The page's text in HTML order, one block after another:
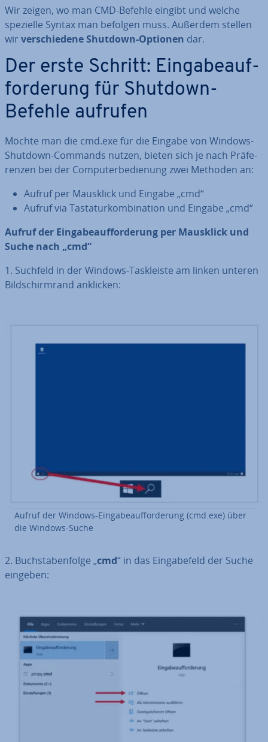
Wir zeigen, wo man CMD-Befehle eingibt und welche
spezielle Syntax man befolgen muss. Außerdem stellen
wir ver­schie­de­ne Shutdown-Optionen dar.
Der erste Schritt: Ein­ga­be­auf­
for­de­rung für Shutdown-
Befehle aufrufen
Möchte man die cmd.exe für die Eingabe von Windows-
Shutdown-Commands nutzen, bieten sich je nach Prä­fe­
ren­zen bei der Com­pu­ter­be­die­nung zwei Methoden an:
Aufruf per Mausklick und Eingabe „cmd“
Aufruf via Tas­ta­tur­kom­bi­na­ti­on und Eingabe „cmd“
Aufruf der Ein­ga­be­auf­for­de­rung per Mausklick und
Suche nach „cmd“
1. Suchfeld in der Windows-Task­leis­te am linken unteren
Bild­schirm­rand anklicken:
Aufruf der Windows-Ein­ga­be­auf­for­de­rung (cmd.exe) über
die Windows-Suche
2. Buch­sta­ben­fol­ge „cmd“ in das Ein­ga­be­feld der Suche
eingeben: